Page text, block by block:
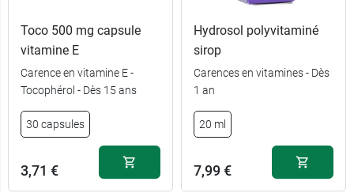
Toco 500 mg capsule
vitamine E
Carence en vitamine E -
Tocophérol - Dès 15 ans
30 capsules
3,71 €
Hydrosol polyvitaminé
sirop
Carences en vitamines - Dès
1 an
20 ml
7,99 €